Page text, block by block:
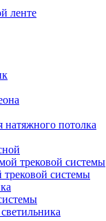
ленте
потолка
трековой системы
системы